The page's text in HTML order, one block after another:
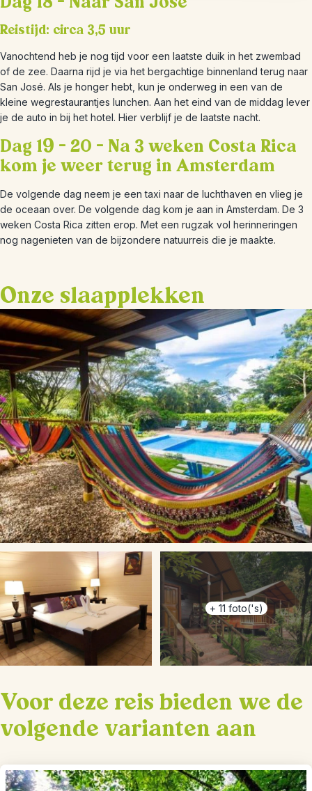
Reistijd: circa 3,5 uur
Vanochtend heb je nog tijd voor een laatste duik in het zwembad
of de zee. Daarna rijd je via het bergachtige binnenland terug naar
San José. Als je honger hebt, kun je onderweg in een van de
kleine wegrestaurantjes lunchen. Aan het eind van de middag lever
je de auto in bij het hotel. Hier verblijf je de laatste nacht.
Dag 19 – 20 – Na 3 weken Costa Rica
kom je weer terug in Amsterdam
De volgende dag neem je een taxi naar de luchthaven en vlieg je
de oceaan over. De volgende dag kom je aan in Amsterdam. De 3
weken Costa Rica zitten erop. Met een rugzak vol herinneringen
nog nagenieten van de bijzondere natuurreis die je maakte.
Onze slaapplekken
+ 11 foto('s)
Voor deze reis bieden we de
volgende varianten aan